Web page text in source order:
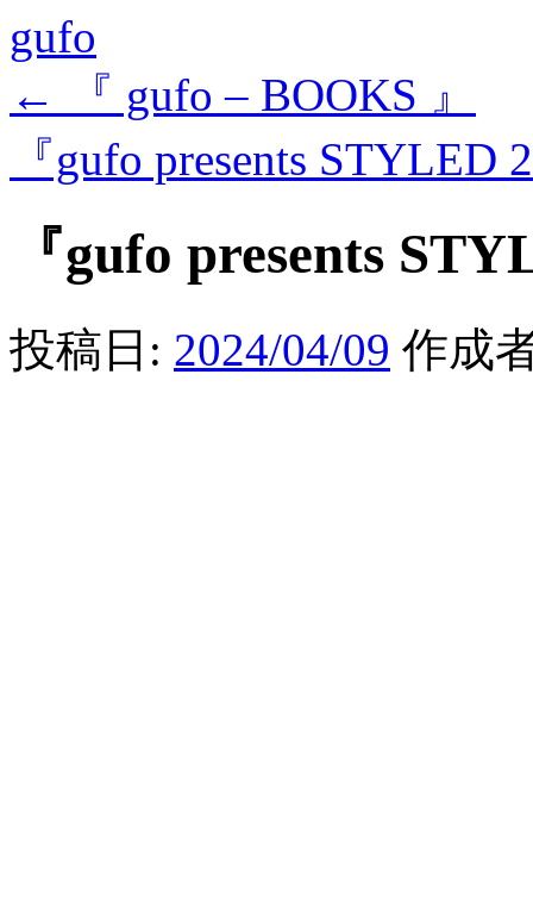
gufo
←
『 gufo – BOOKS 』
『gufo presents STYLED
『gufo presents
投稿日: 2024/04/09 作成